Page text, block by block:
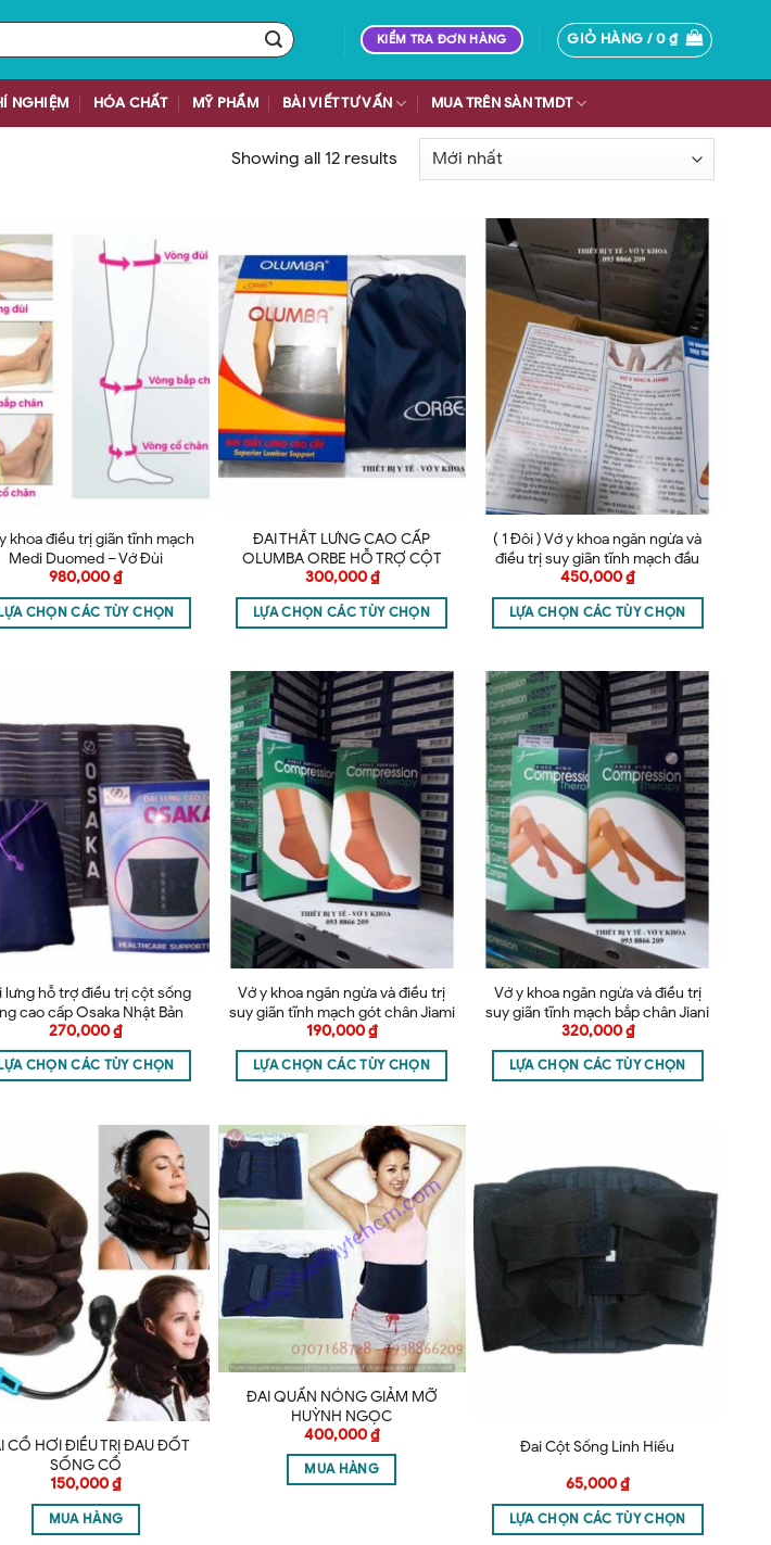
KIỂM TRA ĐƠN HÀNG GIỎ HÀNG /0₫
NGHIỆM HÓA CHẤT MỸ PHẨM BÀI VIẾT TƯ VẤN MUA TRÊN SÀN TMDT
Showing all 12 results
khoa điều trị giãn tĩnh mạch
Medi Duomed – Vớ Đùi
980,000₫
CHỌN CÁC TÙY CHỌN
ĐAI THẮT LƯNG CAO CẤP
OLUMBA ORBE HỖ TRỢ CỘT
SỐNG
300,000₫
LỰA CHỌN CÁC TÙY CHỌN
( 1 Đôi ) Vớ y khoa ngăn ngừa và
điều trị suy giãn tĩnh mạch đầu
gối Jiami – Vớ gối
450,000₫
LỰA CHỌN CÁC TÙY CHỌN
lưng hỗ trợ điều trị cột sống
cao cấp Osaka Nhật Bản
270,000₫
LỰA CHỌN CÁC TÙY CHỌN
Vớ y khoa ngăn ngừa và điều trị
suy giãn tĩnh mạch gót chân Jiami
Ý – Vớ gót
190,000₫
LỰA CHỌN CÁC TÙY CHỌN
Vớ y khoa ngăn ngừa và điều trị
suy giãn tĩnh mạch bắp chân Jiani
Ý – Vớ ngắn
320,000₫
LỰA CHỌN CÁC TÙY CHỌN
CỔ HƠI ĐIỀU TRỊ ĐAU ĐỐT
SỐNG CỔ
150,000₫
MUA HÀNG
ĐAI QUẤN NÓNG GIẢM MỠ
HUỲNH NGỌC
400,000₫
MUA HÀNG
Đai Cột Sống Linh Hiếu
65,000₫
LỰA CHỌN CÁC TÙY CHỌN